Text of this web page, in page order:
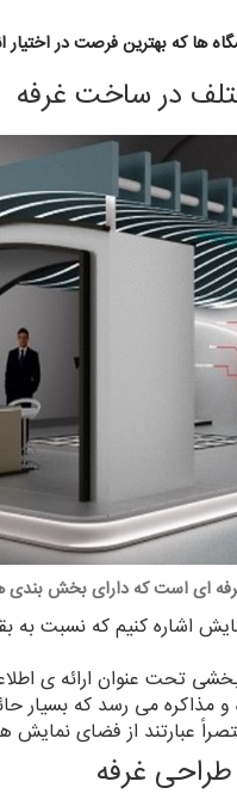
ها که بهترین فرصت در
در ساخت غرفه
ای است که دارای بخش بندی
اشاره کنیم که نسبت به
تحت عنوان ارائه ی
می رسد که بسیار
از فضای نمایش
غرفه